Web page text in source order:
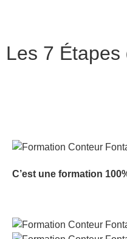
Les 7
C’est une formation